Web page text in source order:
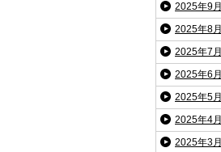
2025年9月
2025年8月
2025年7月
2025年6月
2025年5月
2025年4月
2025年3月